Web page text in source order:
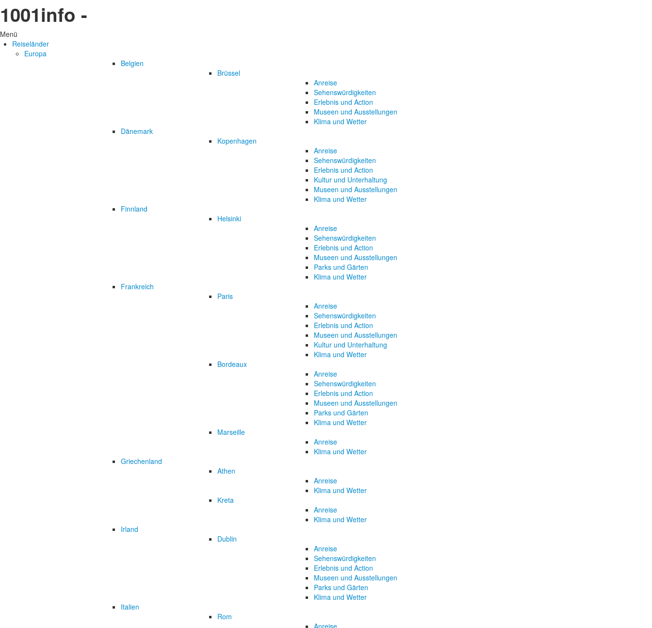
1001info -
Menü
Reiseländer
Europa
Belgien
Brüssel
Anreise
Sehenswürdigkeiten
Erlebnis und Action
Museen und Ausstellungen
Klima und Wetter
Dänemark
Kopenhagen
Anreise
Sehenswürdigkeiten
Erlebnis und Action
Kultur und Unterhaltung
Museen und Ausstellungen
Klima und Wetter
Finnland
Helsinki
Anreise
Sehenswürdigkeiten
Erlebnis und Action
Museen und Ausstellungen
Parks und Gärten
Klima und Wetter
Frankreich
Paris
Anreise
Sehenswürdigkeiten
Erlebnis und Action
Museen und Ausstellungen
Kultur und Unterhaltung
Klima und Wetter
Bordeaux
Anreise
Sehenswürdigkeiten
Erlebnis und Action
Museen und Ausstellungen
Parks und Gärten
Klima und Wetter
Marseille
Anreise
Klima und Wetter
Griechenland
Athen
Anreise
Klima und Wetter
Kreta
Anreise
Klima und Wetter
Irland
Dublin
Anreise
Sehenswürdigkeiten
Erlebnis und Action
Museen und Ausstellungen
Parks und Gärten
Klima und Wetter
Italien
Rom
Anreise